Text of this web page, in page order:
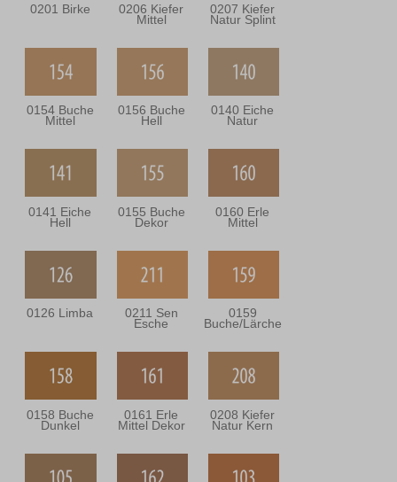
0201 Birke 0206 Kiefer
Mittel
0207 Kiefer
Natur Splint
0154 Buche
Mittel
0156 Buche
Hell
0140 Eiche
Natur
0141 Eiche
Hell
0155 Buche
Dekor
0160 Erle
Mittel
0126 Limba 0211 Sen
Esche
0159
Buche/Lärche
0158 Buche
Dunkel
0161 Erle
Mittel Dekor
0208 Kiefer
Natur Kern